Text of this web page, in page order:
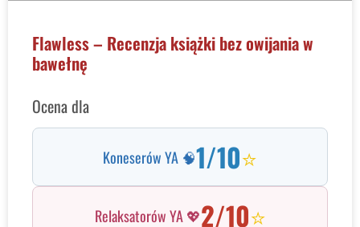
Flawless – Recenzja książki bez owijania w
bawełnę
Ocena dla
Koneserów YA 🧠1/10⭐
Relaksatorów YA 💖2/10⭐